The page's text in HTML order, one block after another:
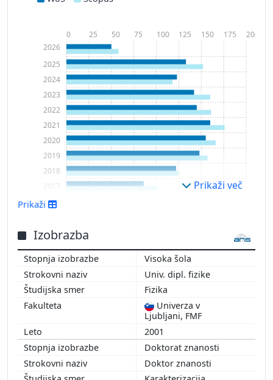
2010
2011
2012
2013
2014
2016
2017
2018
2019
2020
2021
2022
2023
2024
2025
2026
0 25 50 75 100 125 150 175 200
Prikaži več
Prikaži
Izobrazba
Visoka šola
Univ. dipl. fizike
Fizika
Univerza v
Ljubljani, FMF
2001
Doktorat znanosti
Doktor znanosti